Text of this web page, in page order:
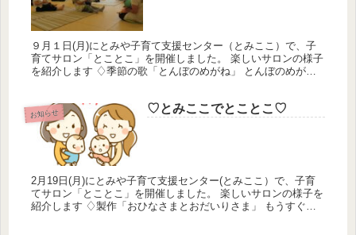
９月１日(月)にとみや子育て支援センター（とみここ）で、子
育てサロン「とことこ」を開催しました。 楽しいサロンの様子
を紹介します ♢季節の歌「とんぼのめがね」 とんぼのめがね
お知らせ ♡とみここでとことこ♡
2月19日(月)にとみや子育て支援センター(とみここ）で、子育
てサロン「とことこ」を開催しました。 楽しいサロンの様子を
紹介します ♢製作「おひなさまとおだいりさま」 もうすぐひ